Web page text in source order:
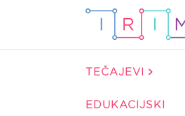
TEČAJEVI
EDUKACIJSKI